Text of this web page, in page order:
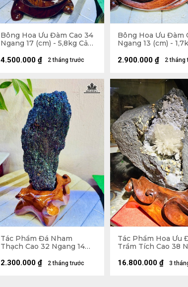
Bông Hoa Ưu Đàm Cao 34
Ngang 17 (cm) - 5,8kg Cả
Đế
2 tháng trước
4.500.000 ₫
Bông Hoa Ưu Đàm
Ngang 13 (cm) -
Đế
2 tháng
2.900.000 ₫
Tác Phẩm Đá Nham
Thạch Cao 32 Ngang 14
2 tháng trước
2.300.000 ₫
Tác Phẩm Hoa Ưu
Trầm Tích Cao 38
3
16.800.000 ₫